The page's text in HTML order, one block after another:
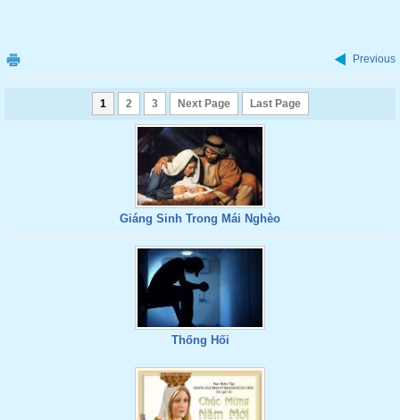
Previous
1 2 3 Next Page Last Page
Giáng Sinh Trong Mái Nghèo
Thống Hối